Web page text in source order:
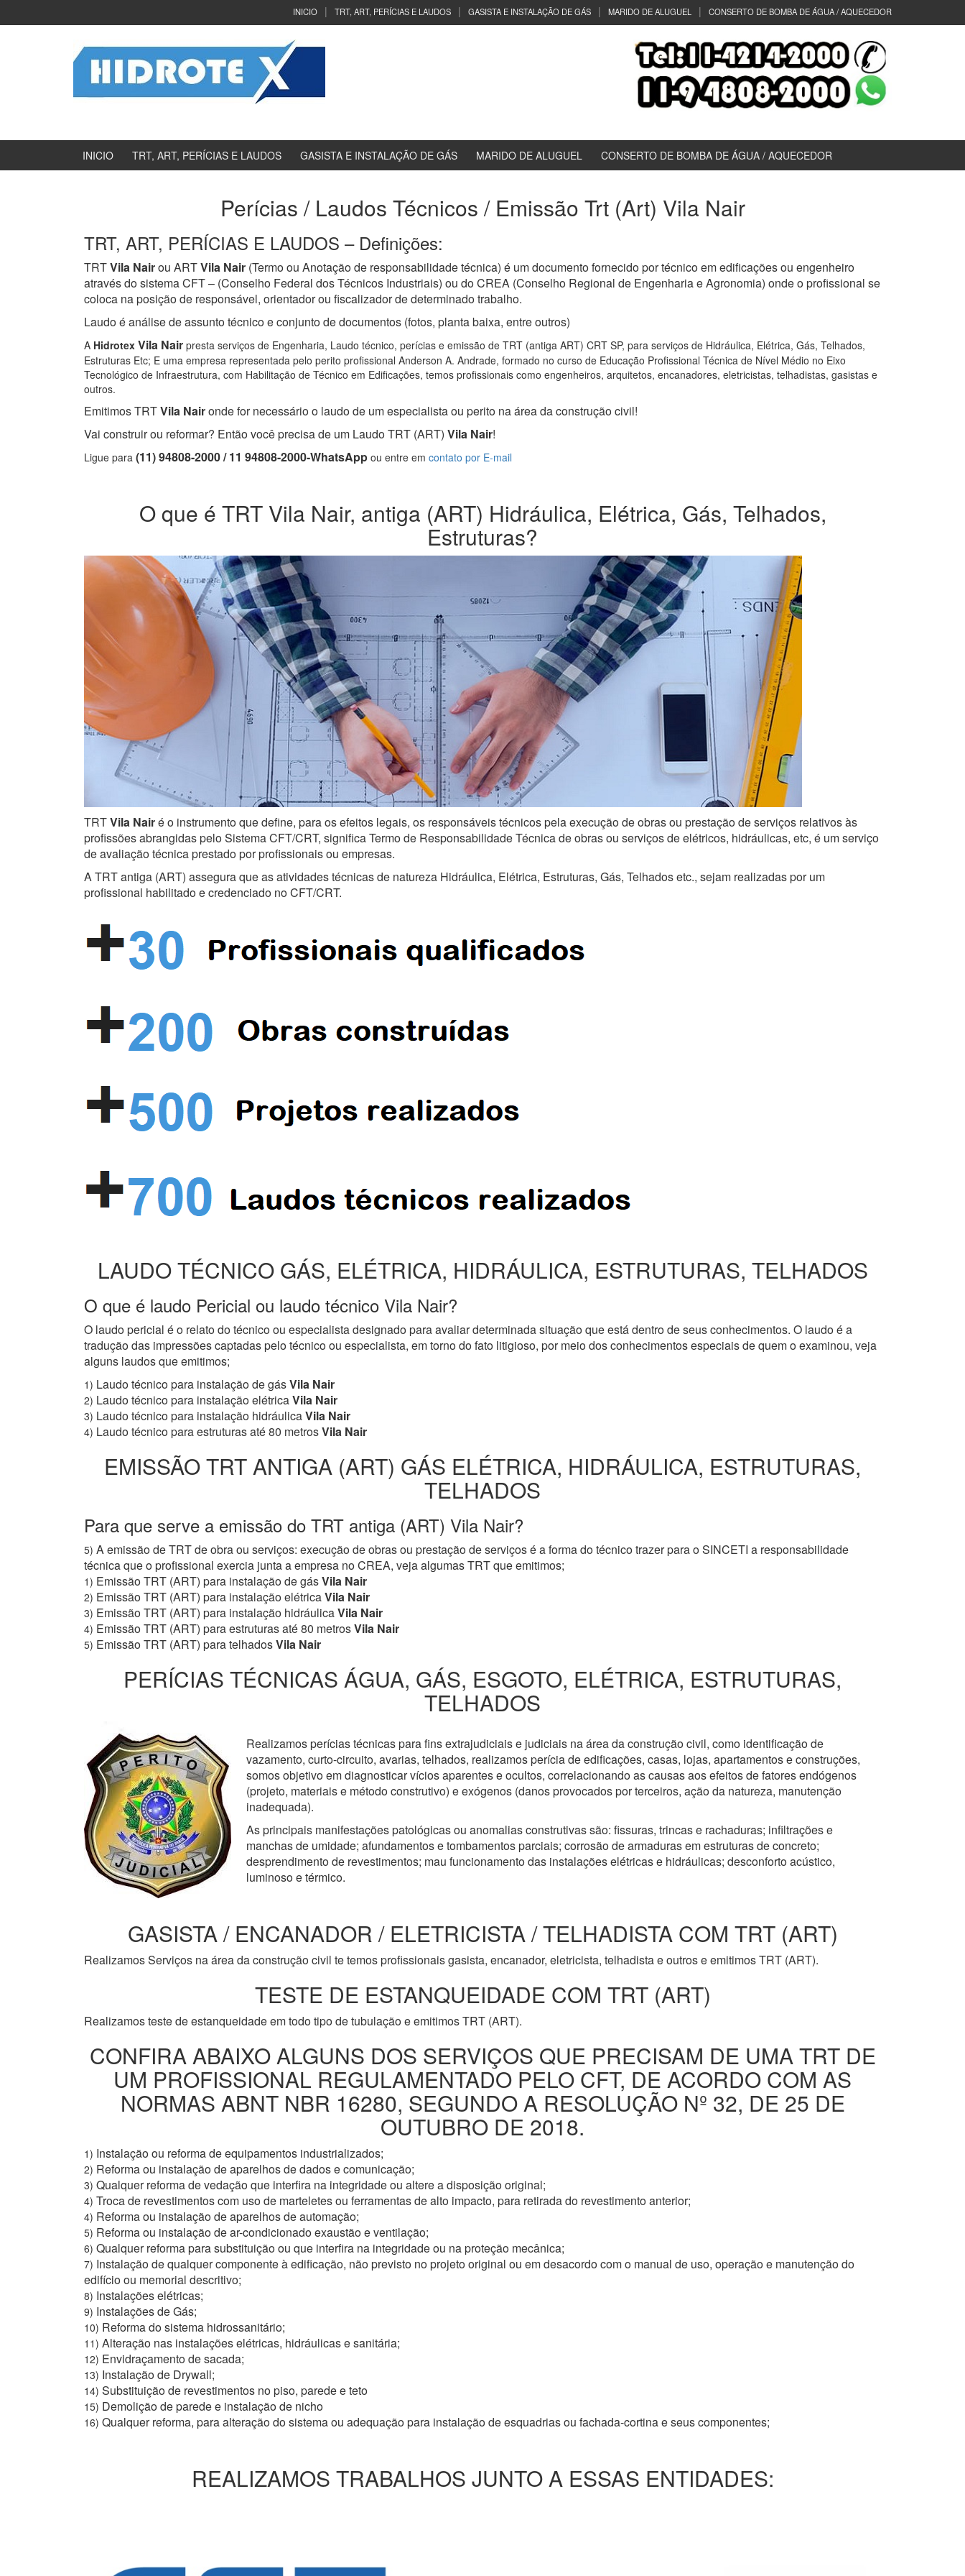
INICIO TRT, ART, PERÍCIAS E LAUDOS GASISTA E INSTALAÇÃO DE GÁS MARIDO DE ALUGUEL CONSERTO DE BOMBA DE ÁGUA / AQUECEDOR
INICIO TRT, ART, PERÍCIAS E LAUDOS GASISTA E INSTALAÇÃO DE GÁS MARIDO DE ALUGUEL CONSERTO DE BOMBA DE ÁGUA / AQUECEDOR
Perícias / Laudos Técnicos / Emissão Trt (Art) Vila Nair
TRT, ART, PERÍCIAS E LAUDOS – Definições:
TRTVila Nairou ARTVila Nair (Termo ou Anotação de responsabilidade técnica) é um documento fornecido por técnico em edificações ou engenheiro
através do sistema CFT – (Conselho Federal dos Técnicos Industriais) ou do CREA (Conselho Regional de Engenharia e Agronomia) onde o profissional se
coloca na posição de responsável, orientador ou fiscalizador de determinado trabalho.
Laudo é análise de assunto técnico e conjunto de documentos (fotos, planta baixa, entre outros)
A Hidrotex Vila Nair presta serviços de Engenharia, Laudo técnico, perícias e emissão de TRT (antiga ART) CRT SP, para serviços de Hidráulica, Elétrica, Gás, Telhados,
Estruturas Etc; E uma empresa representada pelo perito profissional Anderson A. Andrade, formado no curso de Educação Profissional Técnica de Nível Médio no Eixo
Tecnológico de Infraestrutura, com Habilitação de Técnico em Edificações, temos profissionais como engenheiros, arquitetos, encanadores, eletricistas, telhadistas, gasistas e
outros.
Emitimos TRTVila Naironde for necessário o laudo de um especialista ou perito na área da construção civil!
Vai construir ou reformar? Então você precisa de um Laudo TRT (ART) Vila Nair!
Ligue para (11) 94808-2000 / 11 94808-2000-WhatsApp ou entre em contato por E-mail
O que é TRT Vila Nair, antiga (ART) Hidráulica, Elétrica, Gás, Telhados,
Estruturas?
TRTVila Nairé o instrumento que define, para os efeitos legais, os responsáveis técnicos pela execução de obras ou prestação de serviços relativos às
profissões abrangidas pelo Sistema CFT/CRT, significa Termo de Responsabilidade Técnica de obras ou serviços de elétricos, hidráulicas, etc, é um serviço
de avaliação técnica prestado por profissionais ou empresas.
A TRT antiga (ART) assegura que as atividades técnicas de natureza Hidráulica, Elétrica, Estruturas, Gás, Telhados etc., sejam realizadas por um
profissional habilitado e credenciado no CFT/CRT.
LAUDO TÉCNICO GÁS, ELÉTRICA, HIDRÁULICA, ESTRUTURAS, TELHADOS
O que é laudo Pericial ou laudo técnico Vila Nair?
O laudo pericial é o relato do técnico ou especialista designado para avaliar determinada situação que está dentro de seus conhecimentos. O laudo é a
tradução das impressões captadas pelo técnico ou especialista, em torno do fato litigioso, por meio dos conhecimentos especiais de quem o examinou, veja
alguns laudos que emitimos;
1) Laudo técnico para instalação de gásVila Nair
2) Laudo técnico para instalação elétricaVila Nair
3) Laudo técnico para instalação hidráulicaVila Nair
4) Laudo técnico para estruturas até 80 metrosVila Nair
EMISSÃO TRT ANTIGA (ART) GÁS ELÉTRICA, HIDRÁULICA, ESTRUTURAS,
TELHADOS
Para que serve a emissão do TRT antiga (ART) Vila Nair?
5) A emissão de TRT de obra ou serviços: execução de obras ou prestação de serviços é a forma do técnico trazer para o SINCETI a responsabilidade
técnica que o profissional exercia junta a empresa no CREA, veja algumas TRT que emitimos;
1) Emissão TRT (ART) para instalação de gásVila Nair
2) Emissão TRT (ART) para instalação elétricaVila Nair
3) Emissão TRT (ART) para instalação hidráulicaVila Nair
4) Emissão TRT (ART) para estruturas até 80 metrosVila Nair
5) Emissão TRT (ART) para telhadosVila Nair
PERÍCIAS TÉCNICAS ÁGUA, GÁS, ESGOTO, ELÉTRICA, ESTRUTURAS,
TELHADOS
Realizamos perícias técnicas para fins extrajudiciais e judiciais na área da construção civil, como identificação de
vazamento, curto-circuito, avarias, telhados, realizamos perícia de edificações, casas, lojas, apartamentos e construções,
somos objetivo em diagnosticar vícios aparentes e ocultos, correlacionando as causas aos efeitos de fatores endógenos
(projeto, materiais e método construtivo) e exógenos (danos provocados por terceiros, ação da natureza, manutenção
inadequada).
As principais manifestações patológicas ou anomalias construtivas são: fissuras, trincas e rachaduras; infiltrações e
manchas de umidade; afundamentos e tombamentos parciais; corrosão de armaduras em estruturas de concreto;
desprendimento de revestimentos; mau funcionamento das instalações elétricas e hidráulicas; desconforto acústico,
luminoso e térmico.
GASISTA / ENCANADOR / ELETRICISTA / TELHADISTA COM TRT (ART)
Realizamos Serviços na área da construção civil te temos profissionais gasista, encanador, eletricista, telhadista e outros e emitimos TRT (ART).
TESTE DE ESTANQUEIDADE COM TRT (ART)
Realizamos teste de estanqueidade em todo tipo de tubulação e emitimos TRT (ART).
CONFIRA ABAIXO ALGUNS DOS SERVIÇOS QUE PRECISAM DE UMA TRT DE
UM PROFISSIONAL REGULAMENTADO PELO CFT, DE ACORDO COM AS
NORMAS ABNT NBR 16280, SEGUNDO A RESOLUÇÃO Nº 32, DE 25 DE
OUTUBRO DE 2018.
1) Instalação ou reforma de equipamentos industrializados;
2) Reforma ou instalação de aparelhos de dados e comunicação;
3) Qualquer reforma de vedação que interfira na integridade ou altere a disposição original;
4) Troca de revestimentos com uso de marteletes ou ferramentas de alto impacto, para retirada do revestimento anterior;
4) Reforma ou instalação de aparelhos de automação;
5) Reforma ou instalação de ar-condicionado exaustão e ventilação;
6) Qualquer reforma para substituição ou que interfira na integridade ou na proteção mecânica;
7) Instalação de qualquer componente à edificação, não previsto no projeto original ou em desacordo com o manual de uso, operação e manutenção do
edifício ou memorial descritivo;
8) Instalações elétricas;
9) Instalações de Gás;
10) Reforma do sistema hidrossanitário;
11) Alteração nas instalações elétricas, hidráulicas e sanitária;
12) Envidraçamento de sacada;
13) Instalação de Drywall;
14) Substituição de revestimentos no piso, parede e teto
15) Demolição de parede e instalação de nicho
16) Qualquer reforma, para alteração do sistema ou adequação para instalação de esquadrias ou fachada-cortina e seus componentes;
REALIZAMOS TRABALHOS JUNTO A ESSAS ENTIDADES: